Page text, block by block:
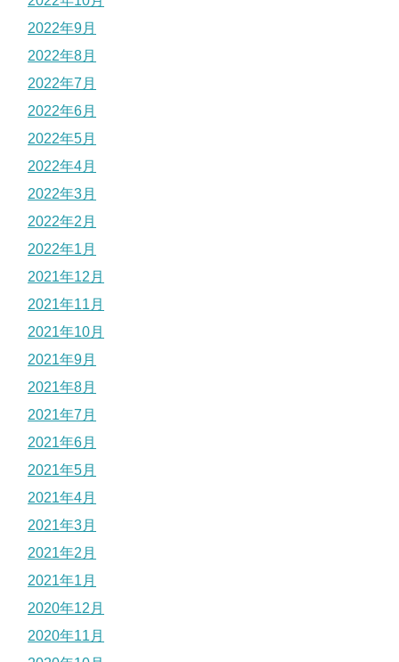
2022年9月
2022年8月
2022年7月
2022年6月
2022年5月
2022年4月
2022年3月
2022年2月
2022年1月
2021年12月
2021年11月
2021年10月
2021年9月
2021年8月
2021年7月
2021年6月
2021年5月
2021年4月
2021年3月
2021年2月
2021年1月
2020年12月
2020年11月